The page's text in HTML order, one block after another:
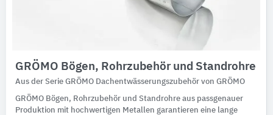
GRÖMO Bögen, Rohrzubehör und Standrohre
Aus der Serie GRÖMO Dachentwässerungszubehör von GRÖMO
GRÖMO Bögen, Rohrzubehör und Standrohre aus passgenauer
Produktion mit hochwertigen Metallen garantieren eine lange